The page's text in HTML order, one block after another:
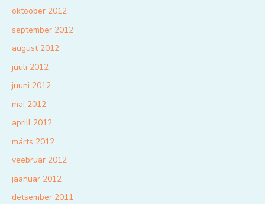
oktoober 2012
september 2012
august 2012
juuli 2012
juuni 2012
mai 2012
aprill 2012
märts 2012
veebruar 2012
jaanuar 2012
detsember 2011